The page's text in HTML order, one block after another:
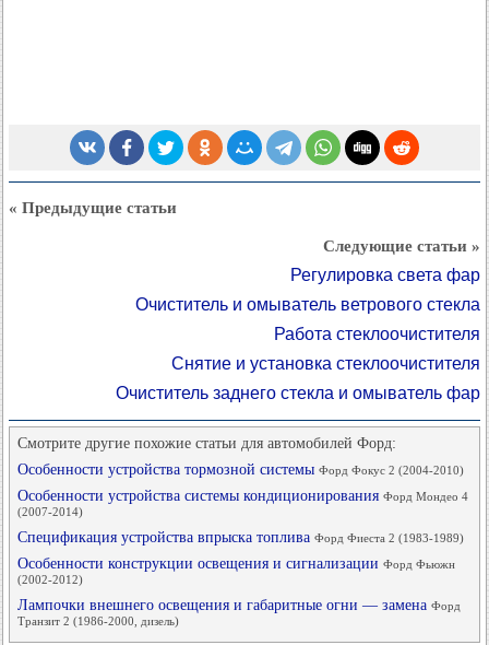
« Предыдущие статьи
Следующие статьи »
Регулировка света фар
Очиститель и омыватель ветрового стекла
Работа стеклоочистителя
Снятие и установка стеклоочистителя
Очиститель заднего стекла и омыватель фар
Смотрите другие похожие статьи для автомобилей Форд:
Особенности устройства тормозной системы Форд Фокус 2 (2004-2010)
Особенности устройства системы кондиционирования Форд Мондео 4
(2007-2014)
Спецификация устройства впрыска топлива Форд Фиеста 2 (1983-1989)
Особенности конструкции освещения и сигнализации Форд Фьюжн
(2002-2012)
Лампочки внешнего освещения и габаритные огни — замена Форд
Транзит 2 (1986-2000, дизель)